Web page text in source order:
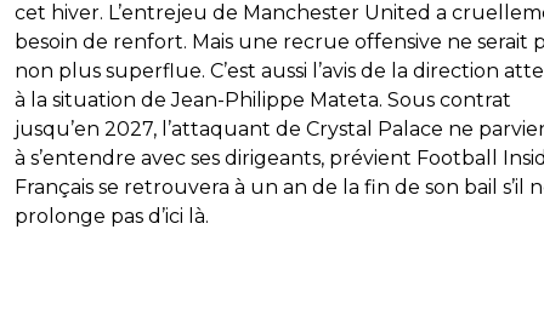
cet hiver. L’entrejeu de Manchester United a
besoin de renfort. Mais une recrue offensive ne serait
non plus superflue. C’est aussi l’avis de la direction
à la situation de Jean-Philippe Mateta. Sous contrat
jusqu’en 2027, l’attaquant de Crystal Palace ne
à s’entendre avec ses dirigeants, prévient Football
Français se retrouvera à un an de la fin de son bail s’il
prolonge pas d’ici là.